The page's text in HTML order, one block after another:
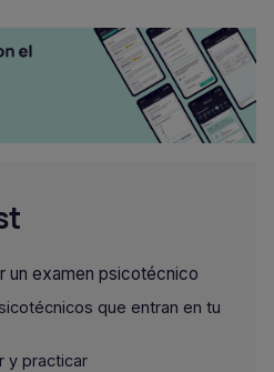
un examen psicotécnico
que entran en tu
y practicar